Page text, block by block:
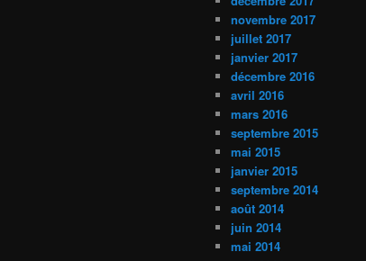
novembre 2017
juillet 2017
janvier 2017
décembre 2016
avril 2016
mars 2016
septembre 2015
mai 2015
janvier 2015
septembre 2014
août 2014
juin 2014
mai 2014